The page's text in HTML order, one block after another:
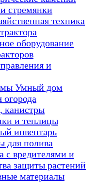
стремянки
техника
оборудование
и
Умный дом
огорода
канистры
и теплицы
инвентарь
для полива
с вредителями и
защиты растений
материалы